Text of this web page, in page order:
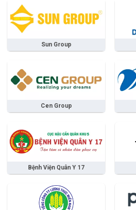
Sun Group
Cen Group
Bệnh Viện Quân Y 17